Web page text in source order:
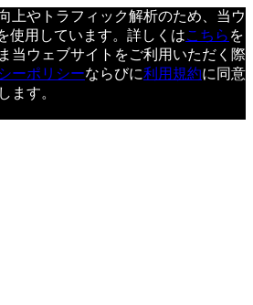
上やトラフィック解析のため、当ウ
使用しています。詳しくはこちら を
当ウェブサイトをご利用いただく際
ーポリシーならびに利用規約に同意
ます。